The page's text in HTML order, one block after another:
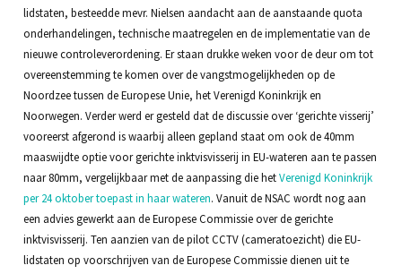
lidstaten, besteedde mevr. Nielsen aandacht aan de aanstaande quota
onderhandelingen, technische maatregelen en de implementatie van de
nieuwe controleverordening. Er staan drukke weken voor de deur om tot
overeenstemming te komen over de vangstmogelijkheden op de
Noordzee tussen de Europese Unie, het Verenigd Koninkrijk en
Noorwegen. Verder werd er gesteld dat de discussie over ‘gerichte visserij’
vooreerst afgerond is waarbij alleen gepland staat om ook de 40mm
maaswijdte optie voor gerichte inktvisvisserij in EU-wateren aan te passen
naar 80mm, vergelijkbaar met de aanpassing die hetVerenigd Koninkrijk
per 24 oktober toepast in haar wateren. Vanuit de NSAC wordt nog aan
een advies gewerkt aan de Europese Commissie over de gerichte
inktvisvisserij. Ten aanzien van de pilot CCTV (cameratoezicht) die EU-
lidstaten op voorschrijven van de Europese Commissie dienen uit te